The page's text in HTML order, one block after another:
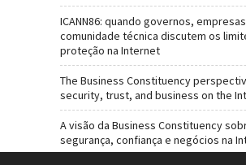
ICANN86: quando governos,
comunidade técnica discutem os
proteção na Internet
The Business Constituency
security, trust, and business on the
A visão da Business Constituency
segurança, confiança e negócios na